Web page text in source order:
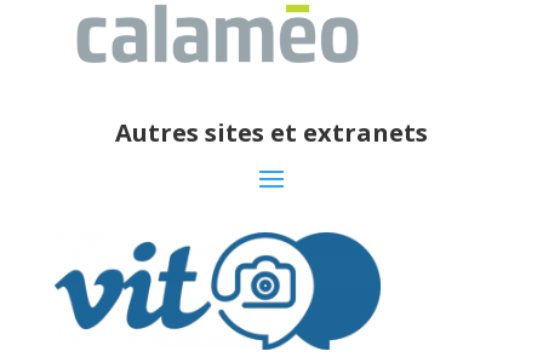
Autres sites et extranets